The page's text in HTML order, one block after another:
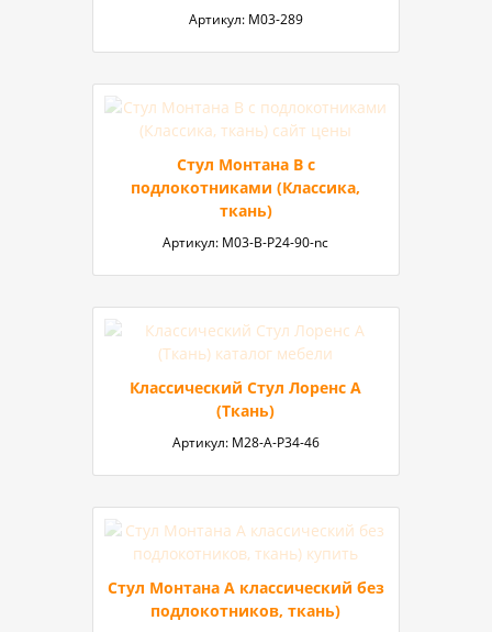
Артикул: М03-289
Стул Монтана B с
подлокотниками (Классика,
ткань)
Артикул: М03-B-P24-90-nc
Классический Стул Лоренс А
(Ткань)
Артикул: М28-А-Р34-46
Стул Монтана А классический без
подлокотников, ткань)